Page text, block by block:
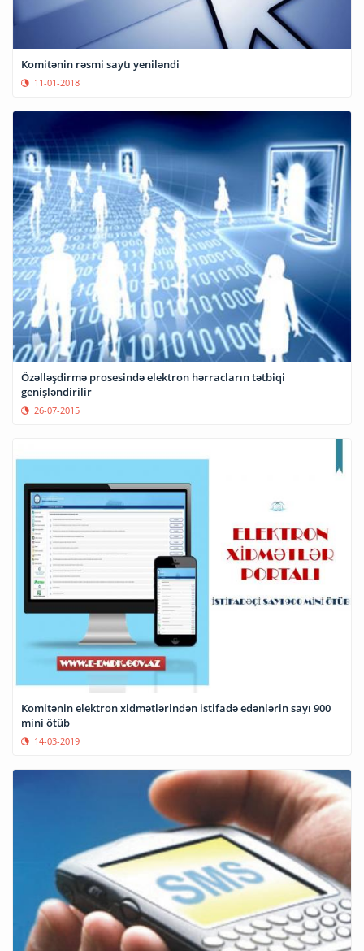
Komitənin rəsmi saytı yeniləndi
11-01-2018
Özəlləşdirmə prosesində elektron hərracların tətbiqi
genişləndirilir
26-07-2015
Komitənin elektron xidmətlərindən istifadə edənlərin sayı 900
mini ötüb
14-03-2019